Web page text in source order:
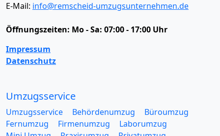
E-Mail: info@remscheid-umzugsunternehmen.de
Öffnungszeiten: Mo - Sa: 07:00 - 17:00 Uhr
Impressum
Datenschutz
Umzugsservice
Umzugsservice Behördenumzug
Büroumzug
Fernumzug
Firmenumzug
Laborumzug